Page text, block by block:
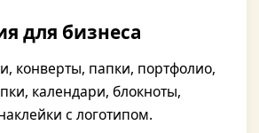
для бизнеса
конверты, папки, портфолио,
календари, блокноты,
с логотипом.